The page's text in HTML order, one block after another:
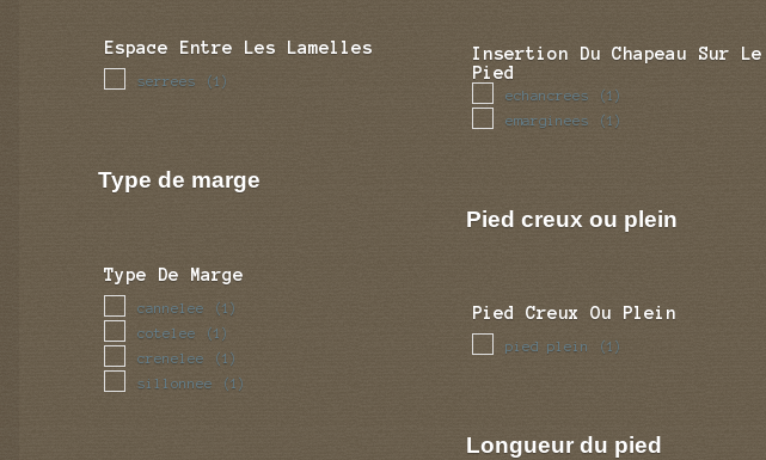
Espace Entre Les Lamelles
serrees (1)
Type de marge
Type De Marge
cannelee (1)
cotelee (1)
crenelee (1)
sillonnee (1)
Insertion Du Chapeau Sur Le
Pied
echancrees (1)
emarginees (1)
Pied creux ou plein
Pied Creux Ou Plein
pied plein (1)
Longueur du pied